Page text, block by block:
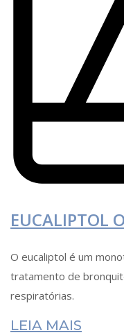
EUCALIPTOL
O eucaliptol é um
tratamento de
respiratórias.
LEIA MAIS